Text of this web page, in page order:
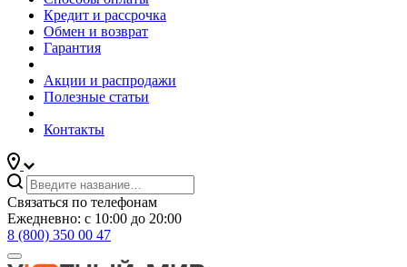
Кредит и рассрочка
Обмен и возврат
Гарантия
Акции и распродажи
Полезные статьи
Контакты
Связаться по телефонам
Ежедневно: с 10:00 до 20:00
8 (800) 350 00 47